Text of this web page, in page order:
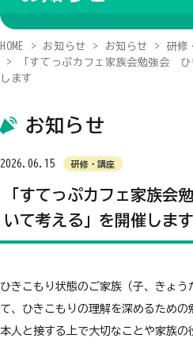
HOME お知らせ お知らせ
研修
「すてっぷカフェ家族会勉強会
します
お知らせ
2026.06.15 研修・講座
「すてっぷカフェ家族
いて考える」を開催します
ひきこもり状態のご家族（子、きょ
て、ひきこもりの理解を深めるための
本人と接する上で大切なことや家族